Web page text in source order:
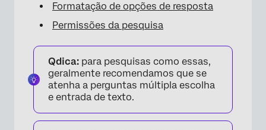
Formatação de opções de resposta
Permissões da pesquisa
Qdica: para pesquisas como essas,
geralmente recomendamos que se
atenha a perguntas múltipla escolha
e entrada de texto.